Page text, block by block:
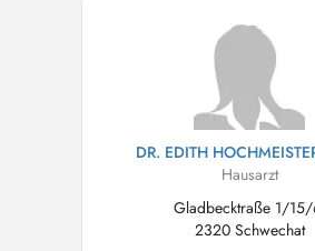
DR. EDITH
Hausarzt
Gladbecktraße 1/
2320 Schwechat